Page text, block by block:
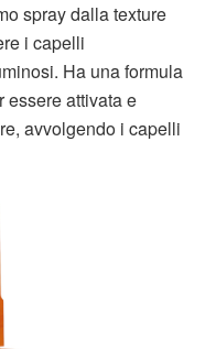
spray dalla texture
i capelli
Ha una formula
essere attivata e
avvolgendo i capelli